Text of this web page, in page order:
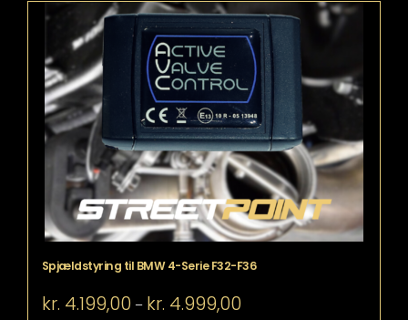
Spjældstyring til BMW 4-Serie F32-F36
kr. 4.199,00 – kr. 4.999,00Prisinterval: